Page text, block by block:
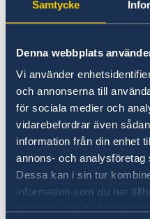
Samtycke
Denna webbplats
Vi använder
och annonserna till
för sociala medier och
vidarebefordrar även
information från din enhet
annons- och
Dessa kan i sin tur
information som du har
consecutivi
Se desideri
illeciti o irregolarità
Servizio estero
reclamo al Ministero
Per presentare un
estero svedese (in
Per segnalare illeciti
Servizio estero